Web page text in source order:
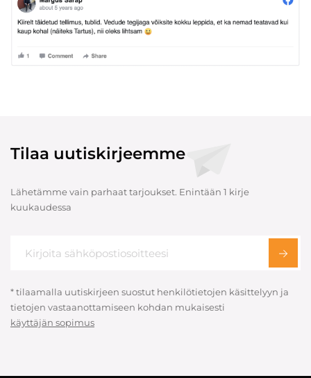
Tilaa uutiskirjeemme
Lähetämme vain parhaat tarjoukset. Enintään 1 kirje
kuukaudessa
* tilaamalla uutiskirjeen suostut henkilötietojen käsittelyyn ja
tietojen vastaanottamiseen kohdan mukaisesti
käyttäjän sopimus